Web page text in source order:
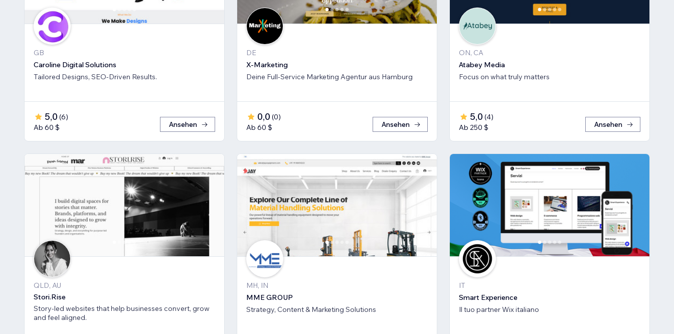
GB
Caroline Digital Solutions
Tailored Designs, SEO-Driven Results.
5,0 (6)
Ab 60 $
Ansehen
DE
X-Marketing
Deine Full-Service Marketing Agentur aus Hamburg
0,0 (0)
Ab 60 $
Ansehen
ON, CA
Atabey Media
Focus on what truly matters
5,0 (4)
Ab 250 $
Ansehen
QLD, AU
Stori.Rise
Story-led websites that help businesses convert, grow
and feel aligned.
MH, IN
MME GROUP
Strategy, Content & Marketing Solutions
IT
Smart Experience
Il tuo partner Wix italiano